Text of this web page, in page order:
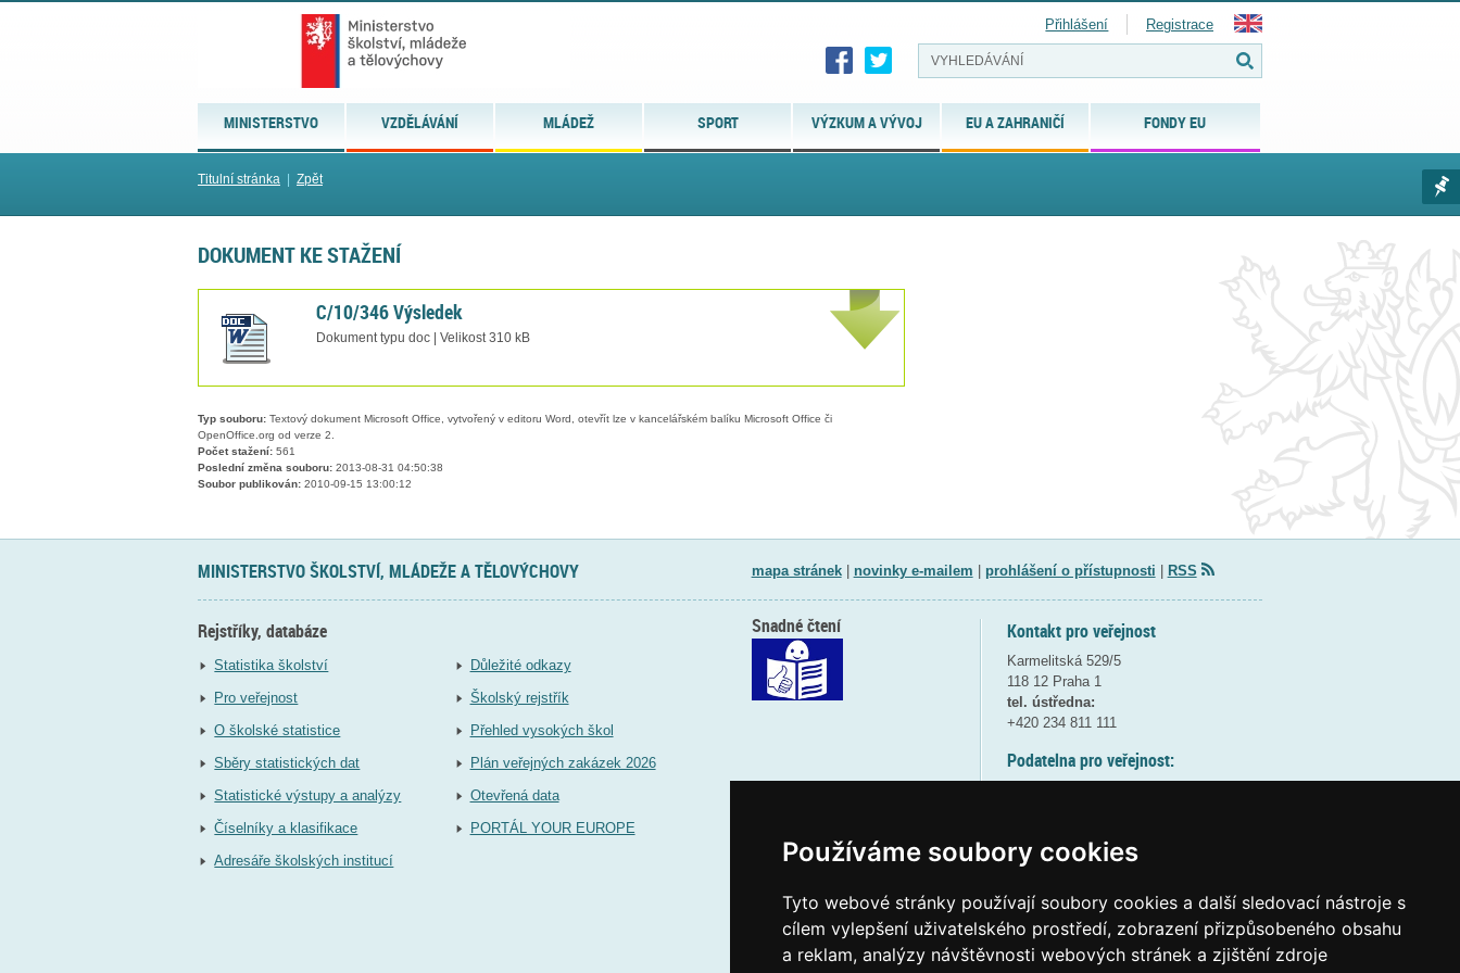
Používáme soubory cookies
Tyto webové stránky používají soubory cookies a další sledovací nástroje s
cílem vylepšení uživatelského prostředí, zobrazení přizpůsobeného obsahu
a reklam, analýzy návštěvnosti webových stránek a zjištění zdroje
MINISTERSTVO VZDĚLÁVÁNÍ MLÁDEŽ SPORT VÝZKUM A VÝVOJ EU A ZAHRANIČÍ FONDY EU
Přihlášení Registrace
Titulní stránka Zpět
DOKUMENT KE STAŽENÍ
C/10/346 Výsledek
Dokument typu doc | Velikost 310 kB
Typ souboru: Textový dokument Microsoft Office, vytvořený v editoru Word, otevřít lze v kancelářském balíku Microsoft Office či
OpenOffice.org od verze 2.
Počet stažení: 561
Poslední změna souboru: 2013-08-31 04:50:38
Soubor publikován: 2010-09-15 13:00:12
MINISTERSTVO ŠKOLSTVÍ, MLÁDEŽE A TĚLOVÝCHOVY mapa stránek| novinky e-mailem prohlášení o přístupnosti RSS
Rejstříky, databáze
Statistika školství
Pro veřejnost
O školské statistice
Sběry statistických dat
Statistické výstupy a analýzy
Číselníky a klasifikace
Adresáře školských institucí
Důležité odkazy
Školský rejstřík
Přehled vysokých škol
Plán veřejných zakázek 2026
Otevřená data
PORTÁL YOUR EUROPE
Kontakt pro veřejnost
Karmelitská 529/5
118 12 Praha 1
tel. ústředna:
+420 234 811 111
Podatelna pro veřejnost:
(více informací
Elektronická podatelna:
posta@msmtgov cz
Snadné čtení